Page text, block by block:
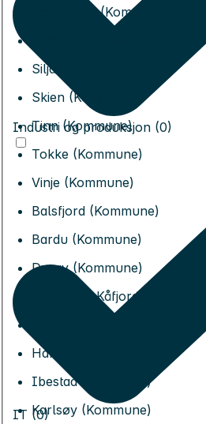
Porsgrunn (Kommune)
Siljan (Kommune)
Skien (Kommune)
Tinn (Kommune)
Tokke (Kommune)
Vinje (Kommune)
Balsfjord (Kommune)
Bardu (Kommune)
Dyrøy (Kommune)
Gáivuotna Kåfjord (Kommune)
Harstad (Kommune)
Ibestad (Kommune)
Karlsøy (Kommune)
Industri og produksjon (0)
IT (0)